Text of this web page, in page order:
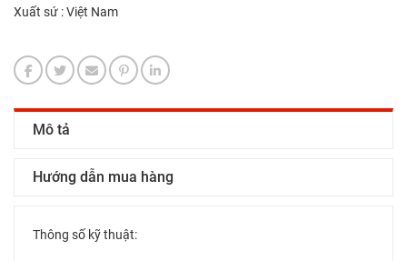
Xuất sứ : Việt Nam
Mô tả
Hướng dẫn mua hàng
Thông số kỹ thuật: